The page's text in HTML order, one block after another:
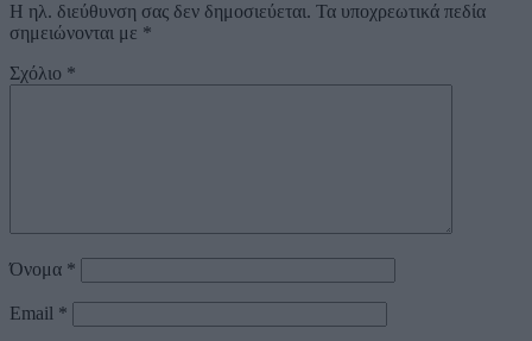
Η ηλ. διεύθυνση σας δεν δημοσιεύεται. Τα υποχρεωτικά πεδία
σημειώνονται με *
Σχόλιο *
Όνομα *
Email *